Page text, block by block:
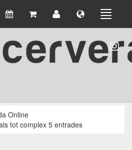
Online
tot complex 5 entrades